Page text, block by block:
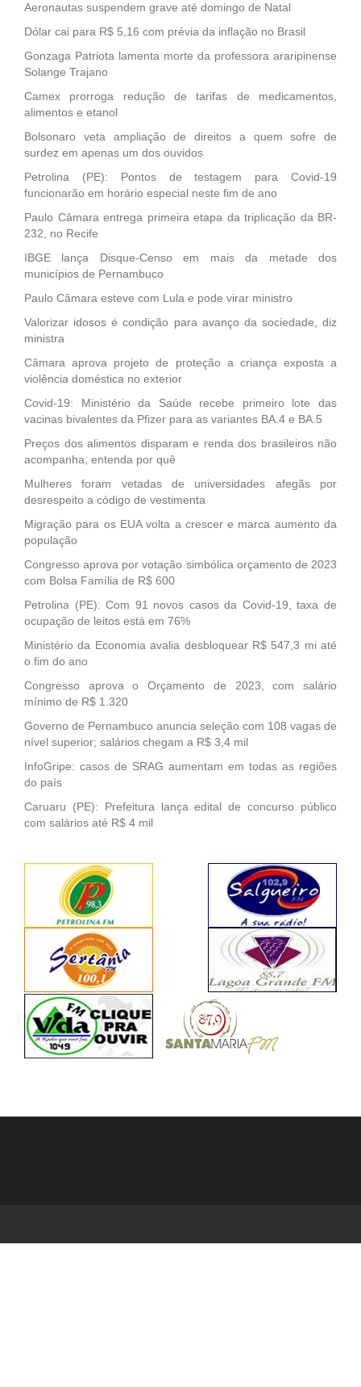
Aeronautas suspendem grave até domingo de Natal
Dólar cai para R$ 5,16 com prévia da inflação no Brasil
Gonzaga Patriota lamenta morte da professora araripinense
Solange Trajano
Camex prorroga redução de tarifas de medicamentos,
alimentos e etanol
Bolsonaro veta ampliação de direitos a quem sofre de
surdez em apenas um dos ouvidos
Petrolina (PE): Pontos de testagem para Covid-19
funcionarão em horário especial neste fim de ano
Paulo Câmara entrega primeira etapa da triplicação da BR-
232, no Recife
IBGE lança Disque-Censo em mais da metade dos
municípios de Pernambuco
Paulo Câmara esteve com Lula e pode virar ministro
Valorizar idosos é condição para avanço da sociedade, diz
ministra
Câmara aprova projeto de proteção a criança exposta a
violência doméstica no exterior
Covid-19: Ministério da Saúde recebe primeiro lote das
vacinas bivalentes da Pfizer para as variantes BA.4 e BA.5
Preços dos alimentos disparam e renda dos brasileiros não
acompanha; entenda por quê
Mulheres foram vetadas de universidades afegãs por
desrespeito a código de vestimenta
Migração para os EUA volta a crescer e marca aumento da
população
Congresso aprova por votação simbólica orçamento de 2023
com Bolsa Família de R$ 600
Petrolina (PE): Com 91 novos casos da Covid-19, taxa de
ocupação de leitos está em 76%
Ministério da Economia avalia desbloquear R$ 547,3 mi até
o fim do ano
Congresso aprova o Orçamento de 2023, com salário
mínimo de R$ 1.320
Governo de Pernambuco anuncia seleção com 108 vagas de
nível superior; salários chegam a R$ 3,4 mil
InfoGripe: casos de SRAG aumentam em todas as regiões
do país
Caruaru (PE): Prefeitura lança edital de concurso público
com salários até R$ 4 mil